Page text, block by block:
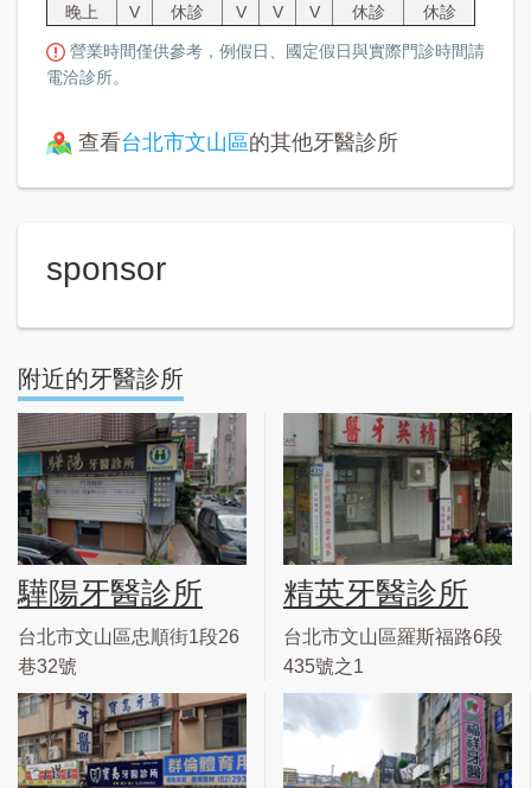
晚上
V 休診 V V V 休診 休診
營業時間僅供參考，例假日、國定假日與實際門診時間請
電洽診所。
查看台北市文山區的其他牙醫診所
sponsor
附近的牙醫診所
驊陽牙醫診所
台北市文山區忠順街1段26
巷32號
精英牙醫診所
台北市文山區羅斯福路6段
435號之1